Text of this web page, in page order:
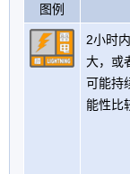
图例
2小时
大，或
可能持
能性比